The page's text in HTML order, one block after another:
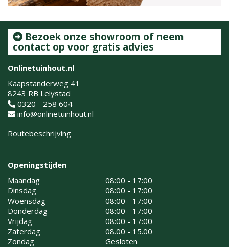
Bezoek onze showroom of neem
contact op voor gratis advies
Onlinetuinhout.nl
Kaapstanderweg 41
8243 RB Lelystad
0320 - 258 604
info@onlinetuinhout.nl
Routebeschrijving
Openingstijden
Maandag
08:00 - 17:00
Dinsdag
08:00 - 17:00
Woensdag
08:00 - 17:00
Donderdag
08:00 - 17:00
Vrijdag
08:00 - 17:00
Zaterdag
08.00 - 15.00
Zondag
Gesloten